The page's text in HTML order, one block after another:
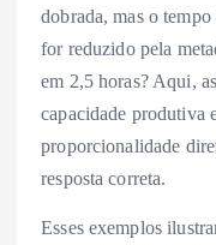
dobrada, mas o
for reduzido pela
em 2,5 horas? Aqui,
capacidade produtiva
proporcionalidade
resposta correta.
Esses exemplos